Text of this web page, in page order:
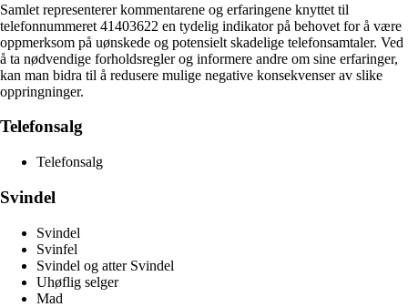
Samlet representerer kommentarene og erfaringene knyttet til
telefonnummeret 41403622 en tydelig indikator på behovet for å være
oppmerksom på uønskede og potensielt skadelige telefonsamtaler. Ved
å ta nødvendige forholdsregler og informere andre om sine erfaringer,
kan man bidra til å redusere mulige negative konsekvenser av slike
oppringninger.
Telefonsalg
Telefonsalg
Svindel
Svindel
Svinfel
Svindel og atter Svindel
Uhøflig selger
Mad